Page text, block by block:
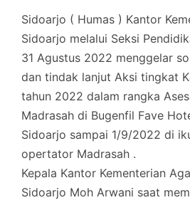
Sidoarjo ( Humas ) Kantor
Sidoarjo melalui Seksi
31 Agustus 2022 menggelar
dan tindak lanjut Aksi tingkat
tahun 2022 dalam rangka
Madrasah di Bugenfil Fave
Sidoarjo sampai 1/9/2022 di
opertator Madrasah .
Kepala Kantor Kementerian
Sidoarjo Moh Arwani saat